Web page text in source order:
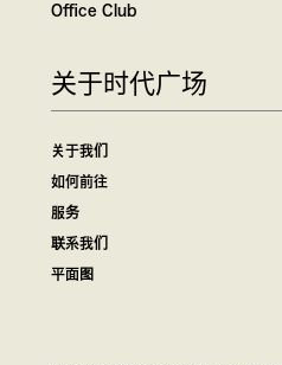
Office Club
关于时代广场
关于我们
如何前往
服务
联系我们
平面图